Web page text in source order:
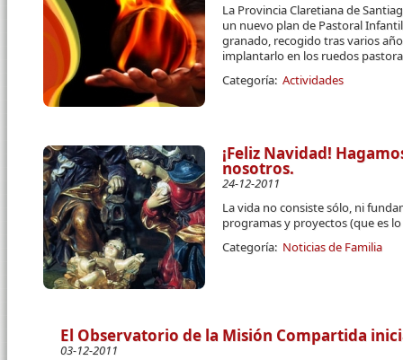
La Provincia Claretiana de
un nuevo plan de Pastoral
granado, recogido tras varios
implantarlo en los ruedos
Categoría: Actividades
¡Feliz Navidad!
nosotros.
24-12-2011
La vida no consiste sólo, ni
programas y proyectos (que es
Categoría: Noticias de Familia
El Observatorio de la Misión Compartida
03-12-2011